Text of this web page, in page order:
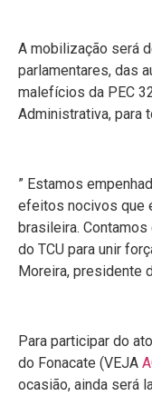
A mobilização será
parlamentares, das
malefícios da PEC
Administrativa, para
” Estamos
efeitos nocivos que
brasileira.
do TCU para unir
Moreira, presidente
Para participar do
do Fonacate (VEJA
ocasião, ainda será